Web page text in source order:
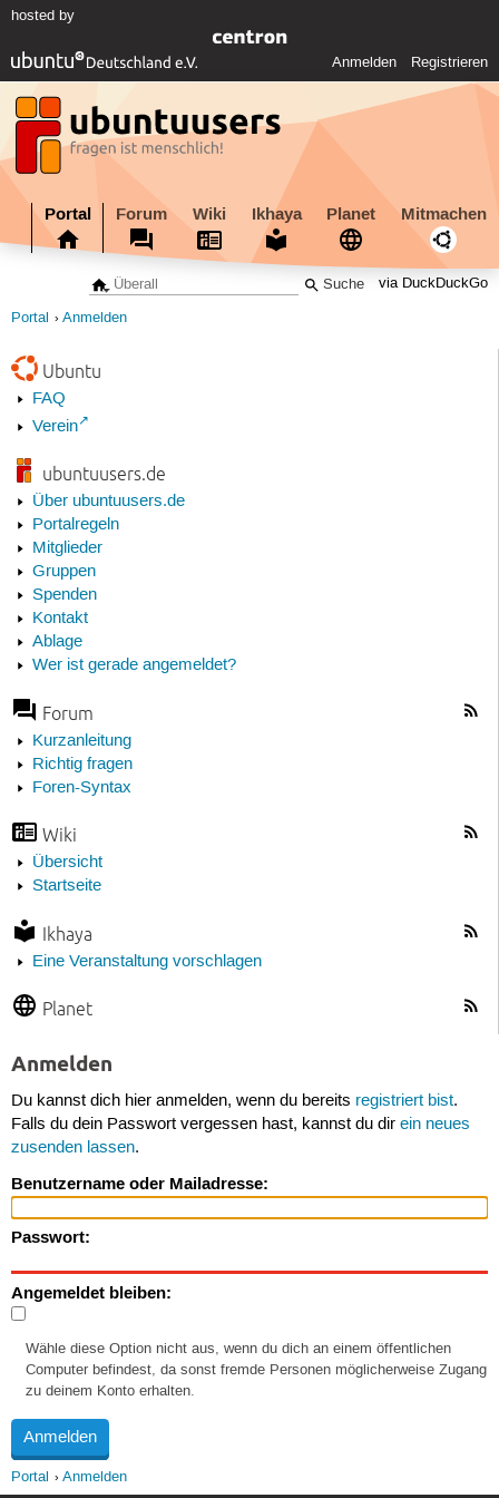
hosted by
Anmelden Registrieren
Portal Forum Wiki Ikhaya Planet Mitmachen
via DuckDuckGo
Portal Anmelden
Ubuntu
FAQ
Verein
ubuntuusers.de
Über ubuntuusers.de
Portalregeln
Mitglieder
Gruppen
Spenden
Kontakt
Ablage
Wer ist gerade angemeldet?
Forum
Kurzanleitung
Richtig fragen
Foren-Syntax
Wiki
Übersicht
Startseite
Ikhaya
Eine Veranstaltung vorschlagen
Planet
Anmelden
Du kannst dich hier anmelden, wenn du bereits registriert bist.
Falls du dein Passwort vergessen hast, kannst du dir ein neues
zusenden lassen.
Benutzername oder Mailadresse:
Passwort:
Angemeldet bleiben:
Wähle diese Option nicht aus, wenn du dich an einem öffentlichen
Computer befindest, da sonst fremde Personen möglicherweise Zugang
zu deinem Konto erhalten.
Portal Anmelden